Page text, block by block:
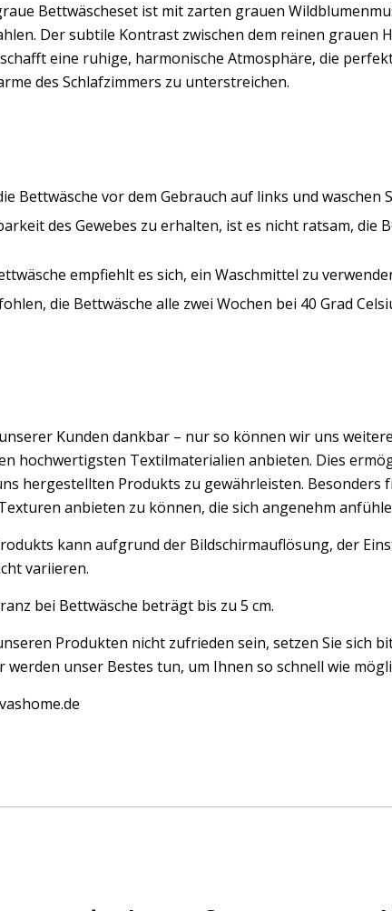
Bettwäscheset ist mit zarten grauen
Der subtile Kontrast zwischen dem reinen grauen
eine ruhige, harmonische Atmosphäre, die
des Schlafzimmers zu unterstreichen.
Bettwäsche vor dem Gebrauch auf links und waschen
des Gewebes zu erhalten, ist es nicht ratsam, die
empfiehlt es sich, ein Waschmittel zu
die Bettwäsche alle zwei Wochen bei 40 Grad
Kunden dankbar – nur so können wir uns
hochwertigsten Textilmaterialien anbieten. Dies
hergestellten Produkts zu gewährleisten. Besonders
anbieten zu können, die sich angenehm
kann aufgrund der Bildschirmauflösung, der
variieren.
bei Bettwäsche beträgt bis zu 5 cm.
Produkten nicht zufrieden sein, setzen Sie sich
werden unser Bestes tun, um Ihnen so schnell wie